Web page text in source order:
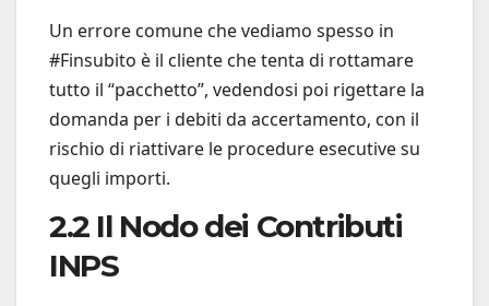
Un errore comune che vediamo spesso in
#Finsubito è il cliente che tenta di rottamare
tutto il “pacchetto”, vedendosi poi rigettare la
domanda per i debiti da accertamento, con il
rischio di riattivare le procedure esecutive su
quegli importi.
2.2 Il Nodo dei Contributi
INPS